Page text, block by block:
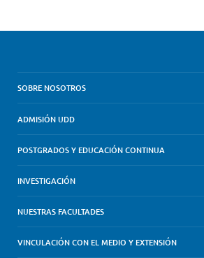
SOBRE NOSOTROS
ADMISIÓN UDD
POSTGRADOS Y EDUCACIÓN CONTINUA
INVESTIGACIÓN
NUESTRAS FACULTADES
VINCULACIÓN CON EL MEDIO Y EXTENSIÓN